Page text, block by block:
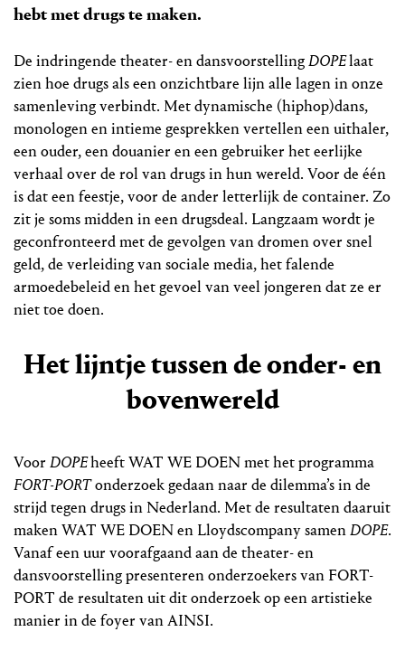
hebt met drugs te maken.
De indringende theater- en dansvoorstellingDOPElaat
zien hoe drugs als een onzichtbare lijn alle lagen in onze
samenleving verbindt. Met dynamische (hiphop)dans,
monologen en intieme gesprekken vertellen een uithaler,
een ouder, een douanier en een gebruiker het eerlijke
verhaal over de rol van drugs in hun wereld. Voor de één
is dat een feestje, voor de ander letterlijk de container. Zo
zit je soms midden in een drugsdeal. Langzaam wordt je
geconfronteerd met de gevolgen van dromen over snel
geld, de verleiding van sociale media, het falende
armoedebeleid en het gevoel van veel jongeren dat ze er
niet toe doen.
Het lijntje tussen de onder- en
bovenwereld
Voor DOPEheeft WAT WE DOEN met het programma
FORT-PORTonderzoek gedaan naar de dilemma’s in de
strijd tegen drugs in Nederland. Met de resultaten daaruit
maken WAT WE DOEN en Lloydscompany samenDOPE.
Vanaf een uur voorafgaand aan de theater- en
dansvoorstelling presenteren onderzoekers van FORT-
PORT de resultaten uit dit onderzoek op een artistieke
manier in de foyer van AINSI.